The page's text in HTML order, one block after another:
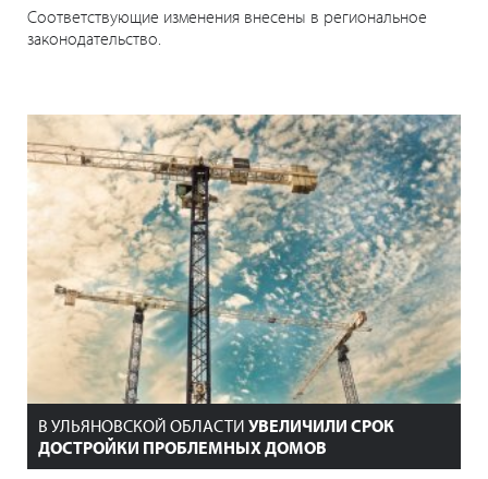
Соответствующие изменения внесены в региональное
законодательство.
В УЛЬЯНОВСКОЙ ОБЛАСТИ УВЕЛИЧИЛИ СРОК
ДОСТРОЙКИ ПРОБЛЕМНЫХ ДОМОВ